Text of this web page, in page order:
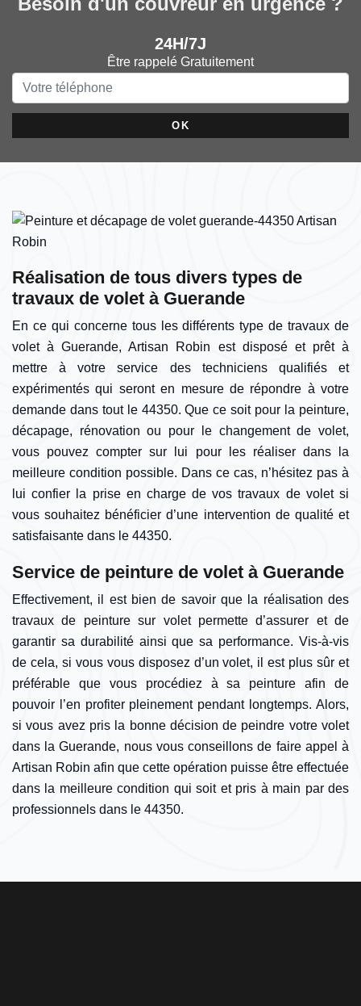
24H/7J
Être rappelé Gratuitement
Réalisation de tous divers types de
travaux de volet à Guerande
En ce qui concerne tous les différents type de travaux de
volet à Guerande, Artisan Robin est disposé et prêt à
mettre à votre service des techniciens qualifiés et
expérimentés qui seront en mesure de répondre à votre
demande dans tout le 44350. Que ce soit pour la peinture,
décapage, rénovation ou pour le changement de volet,
vous pouvez compter sur lui pour les réaliser dans la
meilleure condition possible. Dans ce cas, n’hésitez pas à
lui confier la prise en charge de vos travaux de volet si
vous souhaitez bénéficier d’une intervention de qualité et
satisfaisante dans le 44350.
Service de peinture de volet à Guerande
Effectivement, il est bien de savoir que la réalisation des
travaux de peinture sur volet permette d’assurer et de
garantir sa durabilité ainsi que sa performance. Vis-à-vis
de cela, si vous vous disposez d’un volet, il est plus sûr et
préférable que vous procédiez à sa peinture afin de
pouvoir l’en profiter pleinement pendant longtemps. Alors,
si vous avez pris la bonne décision de peindre votre volet
dans la Guerande, nous vous conseillons de faire appel à
Artisan Robin afin que cette opération puisse être effectuée
dans la meilleure condition qui soit et pris à main par des
professionnels dans le 44350.